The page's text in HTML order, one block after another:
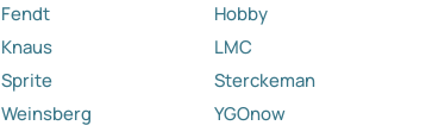
Fendt Hobby
Knaus LMC
Sprite Sterckeman
Weinsberg YGOnow